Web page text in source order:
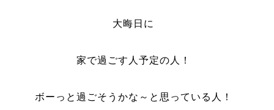
大晦日に
家で過ごす人予定の人！
ボーっと過ごそうかな～と思っている人！